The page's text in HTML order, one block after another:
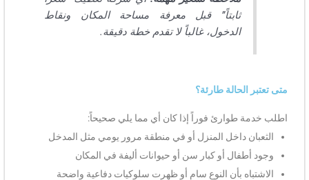
ثابتاً” قبل معرفة مساحة المكان ونقاط
الدخول، غالباً لا تقدم خطة دقيقة.
متى تعتبر الحالة طارئة؟
اطلب خدمة طوارئ فوراً إذا كان أي مما يلي صحيحاً:
الثعبان داخل المنزل أو في منطقة مرور يومي مثل المدخل
وجود أطفال أو كبار سن أو حيوانات أليفة في المكان
الاشتباه بأن النوع سام أو ظهرت سلوكيات دفاعية واضحة